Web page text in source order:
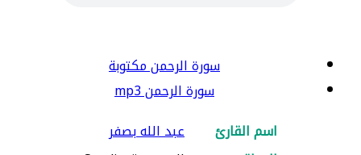
سورة الرحمن مكتوبة
سورة الرحمن mp3
اسم القارئ
عبد الله بصفر